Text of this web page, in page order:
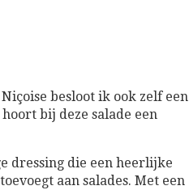
besloot ik ook zelf een
bij deze salade een
dressing die een heerlijke
aan salades. Met een